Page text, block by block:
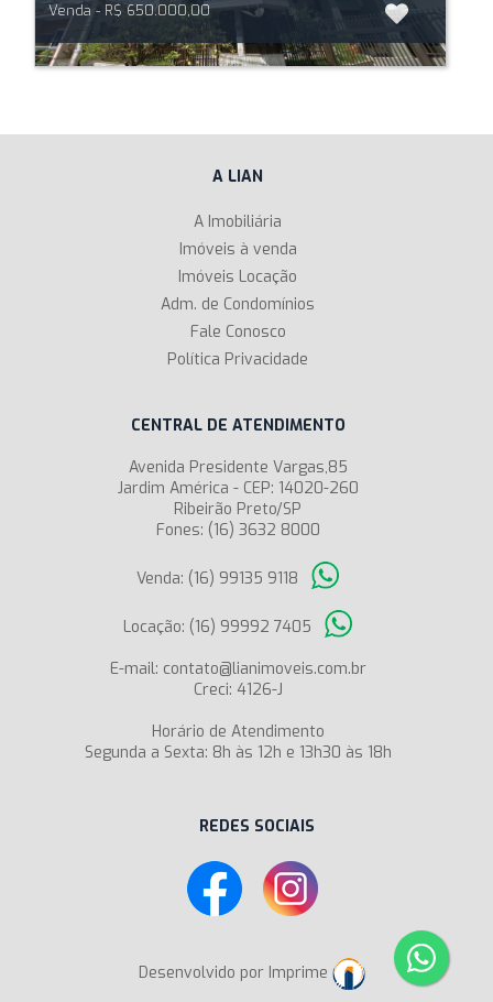
Venda - R$ 650.000,00
A LIAN
A Imobiliária
Imóveis à venda
Imóveis Locação
Adm. de Condomínios
Fale Conosco
Política Privacidade
CENTRAL DE ATENDIMENTO
Avenida Presidente Vargas,85
Jardim América - CEP: 14020-260
Ribeirão Preto/SP
Fones: (16) 3632 8000
Venda: (16) 99135 9118
Locação: (16) 99992 7405
E-mail: contato@lianimoveis.com.br
Creci: 4126-J
Horário de Atendimento
Segunda a Sexta: 8h às 12h e 13h30 às 18h
REDES SOCIAIS
Desenvolvido por Imprime